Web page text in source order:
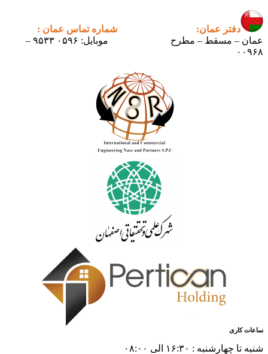
دفتر عمان:
شماره تماس عمان :
عمان – مسقط – مطرح
موبایل: ۰۵۹۶ ۹۵۳۳ –
۰۰۹۶۸
ساعات کاری
شنبه تا چهارشنبه : ۱۶:۳۰ الی ۰۸:۰۰